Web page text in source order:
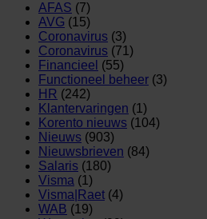
AFAS (7)
AVG (15)
Coronavirus (3)
Coronavirus (71)
Financieel (55)
Functioneel beheer (3)
HR (242)
Klantervaringen (1)
Korento nieuws (104)
Nieuws (903)
Nieuwsbrieven (84)
Salaris (180)
Visma (1)
Visma|Raet (4)
WAB (19)